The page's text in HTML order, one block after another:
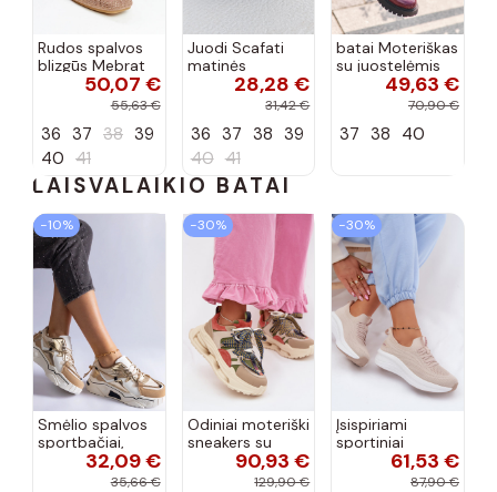
Rudos spalvos
blizgūs Mebrat
bateliai50,07 €
55,63 €
36 37 38 39
40 41
Juodi Scafati
matinės
apdailos bateliai
28,28 €
31,42 €
36 37 38 39
40 41
batai Moteriškas
su juostelėmis
su lako efektu
bordo spalvos
49,63 €
70,90 €
37 38 40
LAISVALAIKIO BATAI
−10%
Smėlio spalvos
sportbačiai,
dekoruoti Valdez
cirkonio virvele
32,09 €
35,66 €
−30%
Odiniai moteriški
sneakers su
platforma D&A
CR61-3133
90,93 €
129,90 €
−30%
Įsispiriami
sportiniai
bateliai Kobbo
102425 smėlio
61,53 €
87,90 €